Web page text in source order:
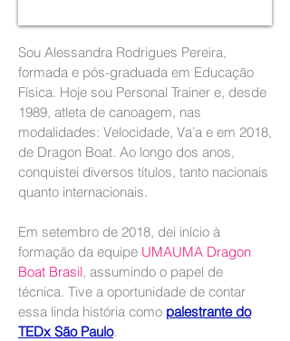
Sou Alessandra Rodrigues Pereira,
formada e pós-graduada em Educação
Física. Hoje sou Personal Trainer e, desde
1989, atleta de canoagem, nas
modalidades: Velocidade, Va’a e em 2018,
de Dragon Boat. Ao longo dos anos,
conquistei diversos títulos, tanto nacionais
quanto internacionais.
Em setembro de 2018, dei início à
formação da equipe UMAUMA Dragon
Boat Brasil, assumindo o papel de
técnica. Tive a oportunidade de contar
essa linda história como palestrante do
TEDx São Paulo.